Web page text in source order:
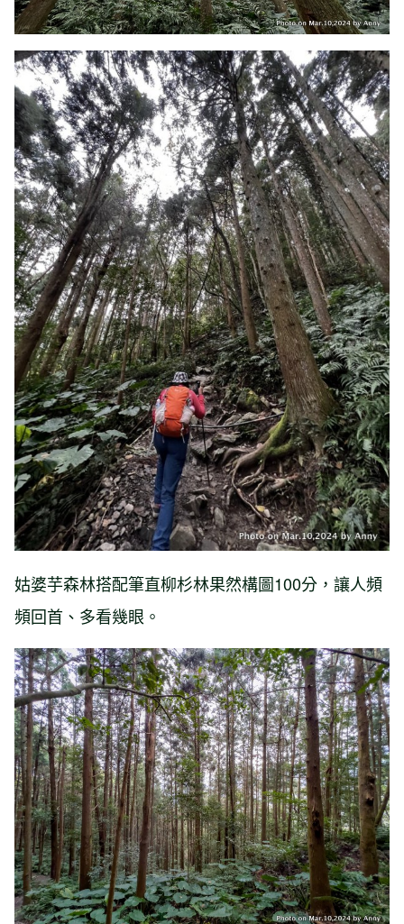
姑婆芋森林搭配筆直柳杉林果然構圖100分，讓人頻
頻回首、多看幾眼。